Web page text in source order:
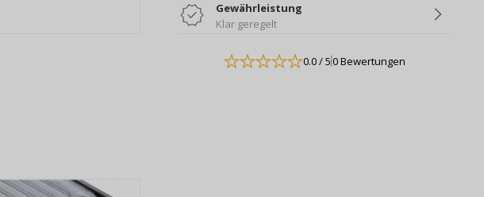
Gewährleistung
Klar geregelt
0.0/ 50 Bewertungen